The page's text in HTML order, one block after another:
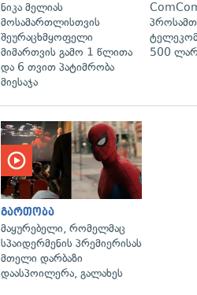
ნიკა მელიას
მოსამართლისთვის
შეურაცხმყოფელი
მიმართვის გამო 1 წლითა
და 6 თვით პატიმრობა
მიესაჯა
500
გართობა
მაყურებელი, რომელმაც
სპაიდერმენის პრემიერისას
მთელი დარბაზი
დაასპოილერა, გალახეს